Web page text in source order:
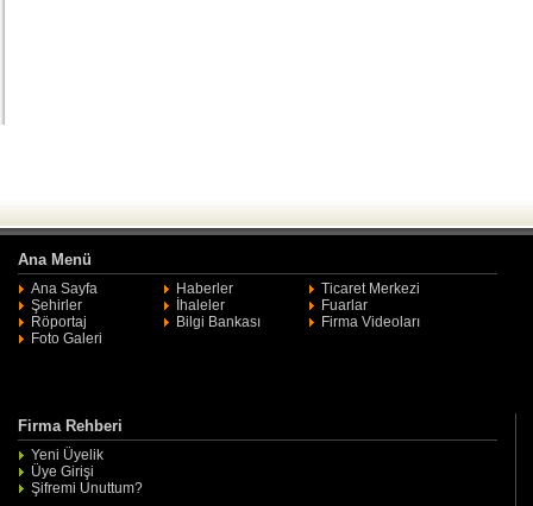
Ana Menü
Ana Sayfa Haberler
Ticaret Merkezi
Şehirler
İhaleler
Fuarlar
Röportaj
Bilgi Bankası
Firma Videoları
Foto Galeri
Firma Rehberi
Yeni Üyelik
Üye Girişi
Şifremi Unuttum?